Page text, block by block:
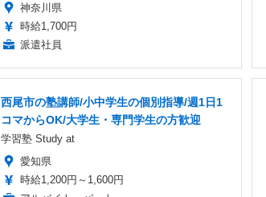
神奈川県
時給1,700円
派遣社員
西尾市の塾講師/小中学生の個別指導/週1日1
コマからOK/大学生・専門学生の方歓迎
学習塾 Study at
愛知県
時給1,200円～1,600円